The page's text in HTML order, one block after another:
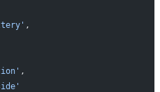
,
,